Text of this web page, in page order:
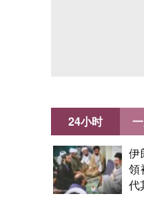
24小时
伊
領
代